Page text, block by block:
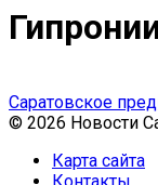
Саратовское
© 2026 Новости
Карта сайта